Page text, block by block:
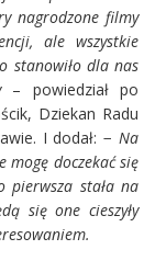
nagrodzone filmy
ale wszystkie
stanowiło dla nas
– powiedział po
Dziekan Radu
I dodał: − Na
mogę doczekać się
pierwsza stała na
się one cieszyły